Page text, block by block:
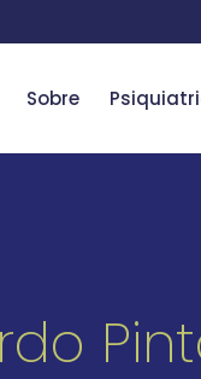
Sobre